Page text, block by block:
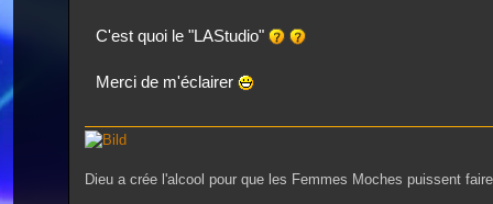
C'est quoi le "LAStudio"
Merci de m'éclairer
Dieu a crée l'alcool pour que les Femmes Moches puissent